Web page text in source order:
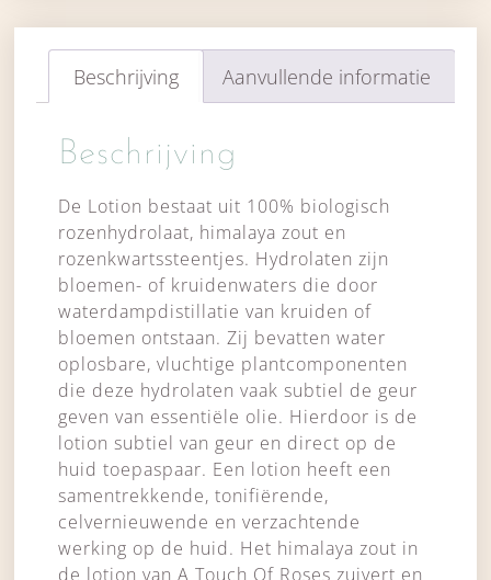
Beschrijving Aanvullende informatie
Beschrijving
De Lotion bestaat uit 100% biologisch
rozenhydrolaat, himalaya zout en
rozenkwartssteentjes. Hydrolaten zijn
bloemen- of kruidenwaters die door
waterdampdistillatie van kruiden of
bloemen ontstaan. Zij bevatten water
oplosbare, vluchtige plantcomponenten
die deze hydrolaten vaak subtiel de geur
geven van essentiële olie. Hierdoor is de
lotion subtiel van geur en direct op de
huid toepaspaar. Een lotion heeft een
samentrekkende, tonifiërende,
celvernieuwende en verzachtende
werking op de huid. Het himalaya zout in
de lotion van A Touch Of Roses zuivert en